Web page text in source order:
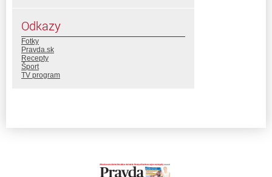
Odkazy
Fotky
Pravda.sk
Recepty
Šport
TV program